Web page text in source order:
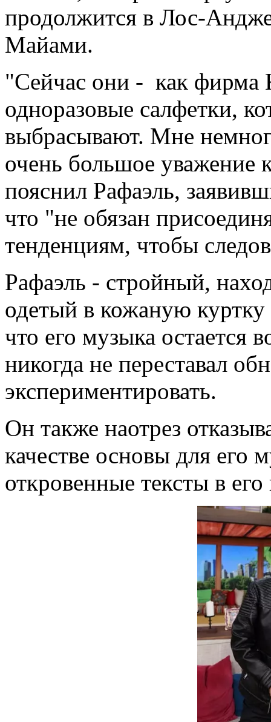
продолжится в Лос-
Майами.
"Сейчас они - как фирма
одноразовые салфетки,
выбрасывают. Мне
очень большое уважение
пояснил Рафаэль,
что "не обязан
тенденциям, чтобы
Рафаэль - стройный,
одетый в кожаную куртку
что его музыка остается
никогда не переставал
экспериментировать.
Он также наотрез
качестве основы для его
откровенные тексты в